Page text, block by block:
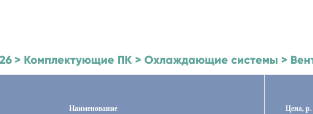
> Комплектующие ПК > Охлаждающие системы >
Наименование Цена, р.